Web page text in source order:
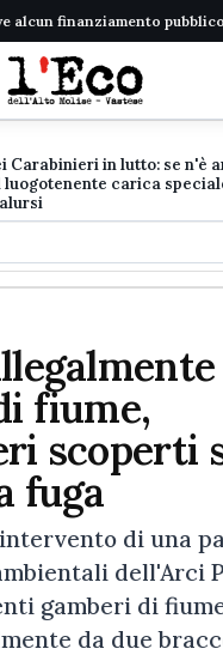
alcun finanziamento pubblico
Carabinieri in lutto: se n'è
carica
fiume,
scoperti
fuga
di una
dell'Arci
gamberi di
da due